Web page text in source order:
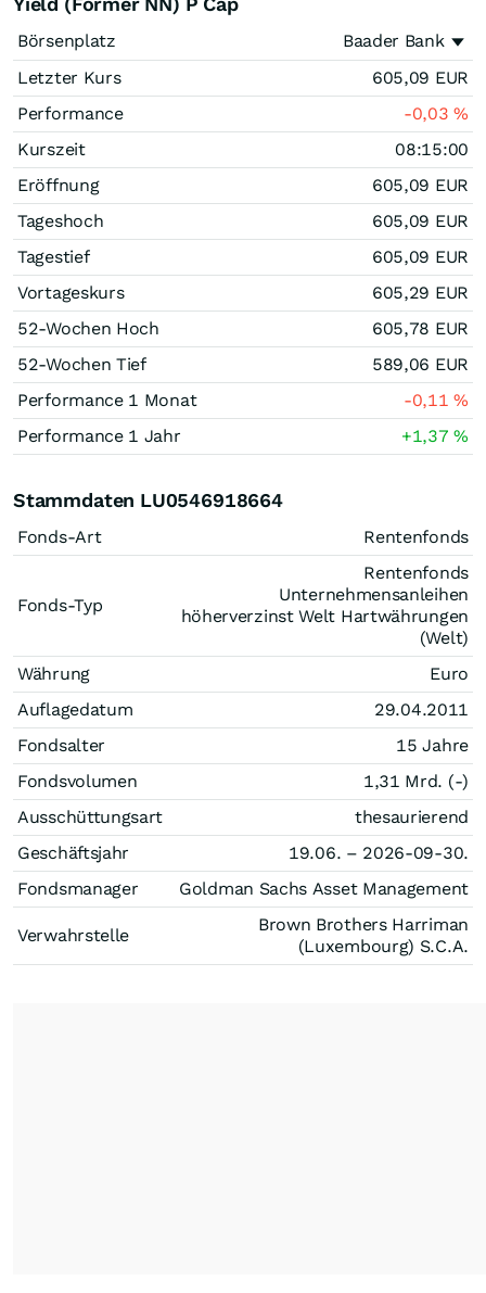
Börsenplatz
Baader Bank
Letzter Kurs
605,09 EUR
Performance
-0,03%
Kurszeit
08:15:00
Eröffnung
605,09 EUR
Tageshoch
605,09 EUR
Tagestief
605,09 EUR
Vortageskurs
605,29 EUR
52-Wochen Hoch
605,78 EUR
52-Wochen Tief
589,06 EUR
Performance 1 Monat
-0,11%
Performance 1 Jahr
+1,37%
Stammdaten LU0546918664
Fonds-Art Rentenfonds
Fonds-Typ
Rentenfonds
Unternehmensanleihen
höherverzinst Welt Hartwährungen
(Welt)
Währung
Euro
Auflagedatum
29.04.2011
Fondsalter
15 Jahre
Fondsvolumen
1,31 Mrd. (-)
Ausschüttungsart
thesaurierend
Geschäftsjahr
19.06. – 2026-09-30.
Fondsmanager
Goldman Sachs Asset Management
Verwahrstelle
Brown Brothers Harriman
(Luxembourg) S.C.A.